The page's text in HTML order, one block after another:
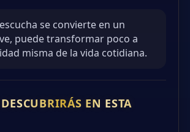
se convierte en un
puede transformar poco a
misma de la vida cotidiana.
EN ESTA